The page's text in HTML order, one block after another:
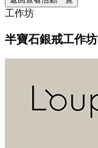
工作坊
半寶石銀戒工作坊